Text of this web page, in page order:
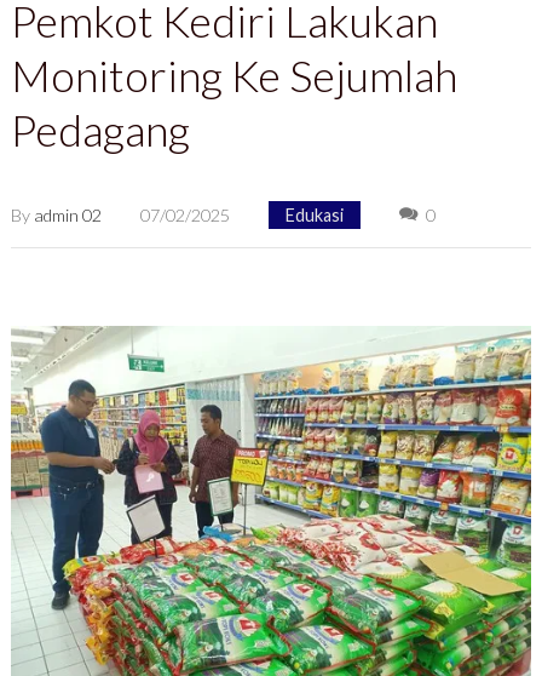
Pemkot Kediri Lakukan
Monitoring Ke Sejumlah
Pedagang
By admin 02 07/02/2025 Edukasi 0